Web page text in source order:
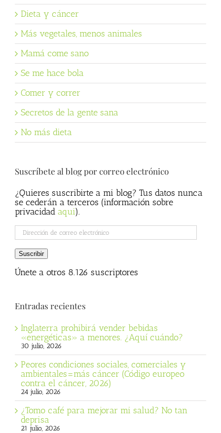
Dieta y cáncer
Más vegetales, menos animales
Mamá come sano
Se me hace bola
Comer y correr
Secretos de la gente sana
No más dieta
Suscríbete al blog por correo electrónico
¿Quieres suscribirte a mi blog? Tus datos nunca
se cederán a terceros (información sobre
privacidad aqui).
Dirección
de
correo
electrónico
Suscribir
Únete a otros 8.126 suscriptores
Entradas recientes
Inglaterra prohibirá vender bebidas
«energéticas» a menores. ¿Aquí cuándo?
30 julio, 2026
Peores condiciones sociales, comerciales y
ambientales=más cáncer (Código europeo
contra el cáncer, 2026)
24 julio, 2026
¿Tomo café para mejorar mi salud? No tan
deprisa
21 julio, 2026